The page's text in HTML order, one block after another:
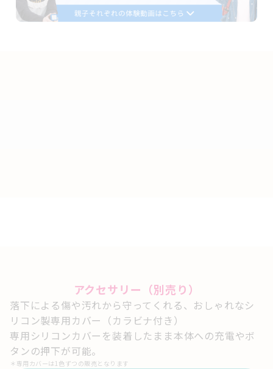
アクセサリー（別売り）
落下による傷や汚れから守ってくれる、おしゃれなシ
リコン製専用カバー（カラビナ付き）
専用シリコンカバーを装着したまま本体への充電やボ
タンの押下が可能。
＊ 専用カバーは1色ずつの販売となります